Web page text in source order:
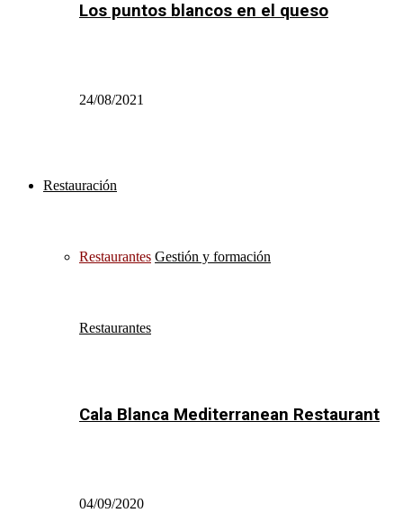
Los puntos blancos en el queso
24/08/2021
Restauración
Restaurantes Gestión y formación
Restaurantes
Cala Blanca Mediterranean Restaurant
04/09/2020